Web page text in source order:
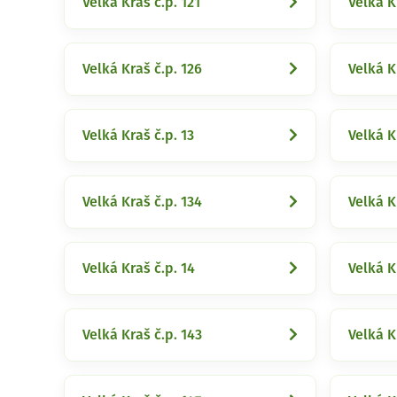
Velká Kraš č.p. 126 Velká
Velká Kraš č.p. 13 Velká
Velká Kraš č.p. 134 Velká
Velká Kraš č.p. 14 Velká
Velká Kraš č.p. 143 Velká